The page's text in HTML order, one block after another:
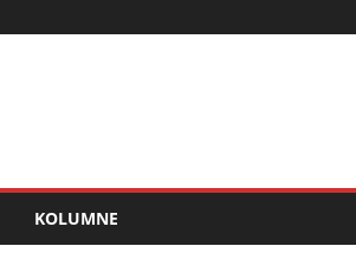
KOLUMNE